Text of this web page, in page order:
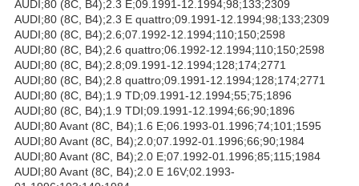
AUDI;80 (8C, B4);2.3 E;09.1991-12.1994;98;133;2309
AUDI;80 (8C, B4);2.3 E quattro;09.1991-12.1994;98;133;2309
AUDI;80 (8C, B4);2.6;07.1992-12.1994;110;150;2598
AUDI;80 (8C, B4);2.6 quattro;06.1992-12.1994;110;150;2598
AUDI;80 (8C, B4);2.8;09.1991-12.1994;128;174;2771
AUDI;80 (8C, B4);2.8 quattro;09.1991-12.1994;128;174;2771
AUDI;80 (8C, B4);1.9 TD;09.1991-12.1994;55;75;1896
AUDI;80 (8C, B4);1.9 TDI;09.1991-12.1994;66;90;1896
AUDI;80 Avant (8C, B4);1.6 E;06.1993-01.1996;74;101;1595
AUDI;80 Avant (8C, B4);2.0;07.1992-01.1996;66;90;1984
AUDI;80 Avant (8C, B4);2.0 E;07.1992-01.1996;85;115;1984
AUDI;80 Avant (8C, B4);2.0 E 16V;02.1993-